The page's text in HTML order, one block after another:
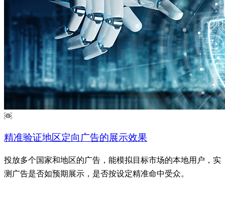
精准验证地区定向广告的展示效果
投放多个国家和地区的广告，能模拟目标市场的本地用户，实
测广告是否如预期展示，是否按设定精准命中受众。